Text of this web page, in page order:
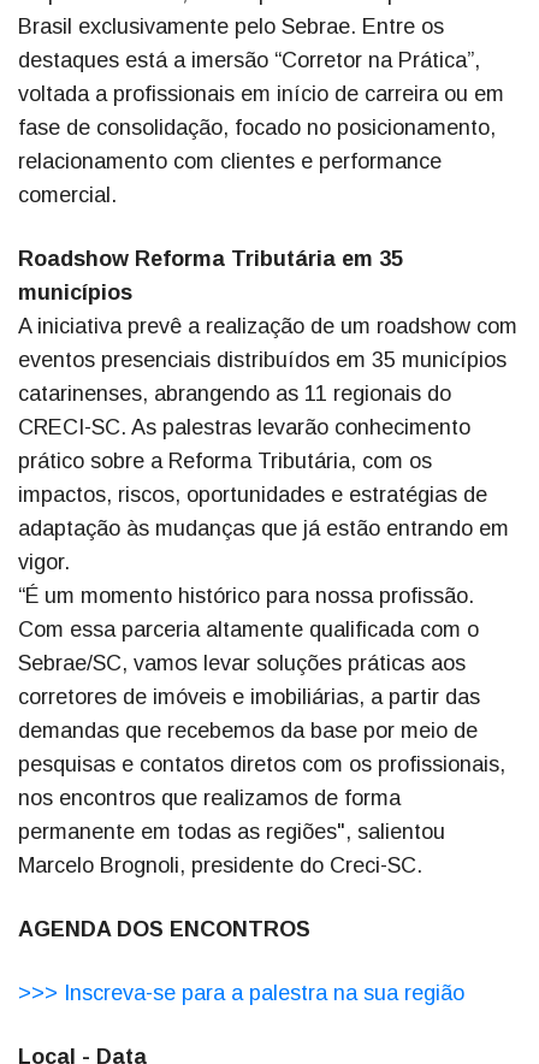
Brasil exclusivamente pelo Sebrae. Entre os
destaques está a imersão “Corretor na Prática”,
voltada a profissionais em início de carreira ou em
fase de consolidação, focado no posicionamento,
relacionamento com clientes e performance
comercial.
Roadshow Reforma Tributária em 35
municípios
A iniciativa prevê a realização de um roadshow com
eventos presenciais distribuídos em 35 municípios
catarinenses, abrangendo as 11 regionais do
CRECI-SC. As palestras levarão conhecimento
prático sobre a Reforma Tributária, com os
impactos, riscos, oportunidades e estratégias de
adaptação às mudanças que já estão entrando em
vigor.
“É um momento histórico para nossa profissão.
Com essa parceria altamente qualificada com o
Sebrae/SC, vamos levar soluções práticas aos
corretores de imóveis e imobiliárias, a partir das
demandas que recebemos da base por meio de
pesquisas e contatos diretos com os profissionais,
nos encontros que realizamos de forma
permanente em todas as regiões", salientou
Marcelo Brognoli, presidente do Creci-SC.
AGENDA DOS ENCONTROS
>>> Inscreva-se para a palestra na sua região
Local - Data